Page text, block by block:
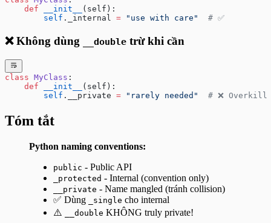
    def
__init__
(self):
        self
._internal = "use with care"
  # ✅
❌ Không dùng __double trừ khi cần
class MyClass :
    def
__init__
(self):
        self
.__private = "rarely needed"
  # ❌ Overkill
Tóm tắt
Python naming conventions:
public - Public API
_protected - Internal (convention only)
__private - Name mangled (tránh collision)
✅ Dùng
_single cho internal
⚠️
__double KHÔNG truly private!